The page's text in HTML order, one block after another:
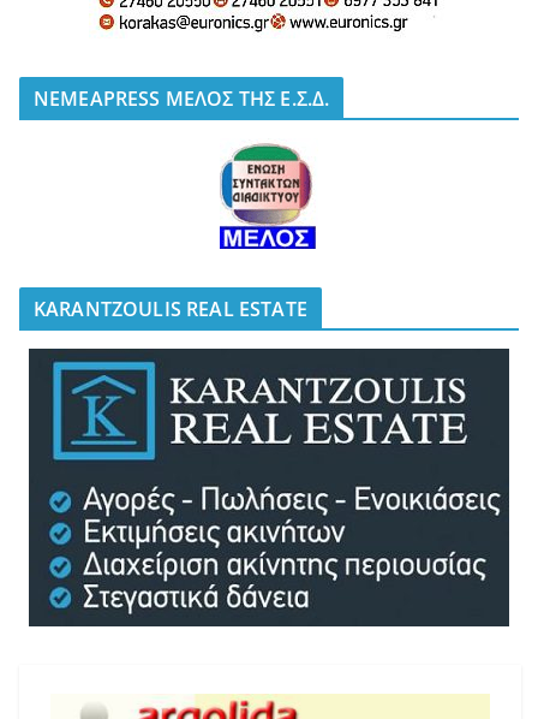
NEMEAPRESS ΜΕΛΟΣ ΤΗΣ Ε.Σ.Δ.
KARANTZOULIS REAL ESTATE